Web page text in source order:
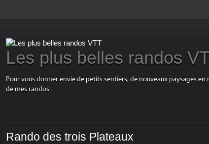
Les plus belles randos
Pour vous donner envie de petits sentiers, de nouveaux paysages
de mes randos .
Rando des trois Plateaux